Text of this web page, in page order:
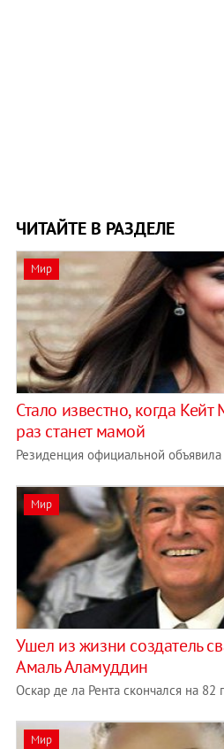
ЧИТАЙТЕ В РАЗДЕЛЕ
Мир
Стало известно, когда
раз станет мамой
Резиденция официальной объявила
Мир
Ушел из жизни создатель
Амаль Аламуддин
Оскар де ла Рента скончался на 82
Мир